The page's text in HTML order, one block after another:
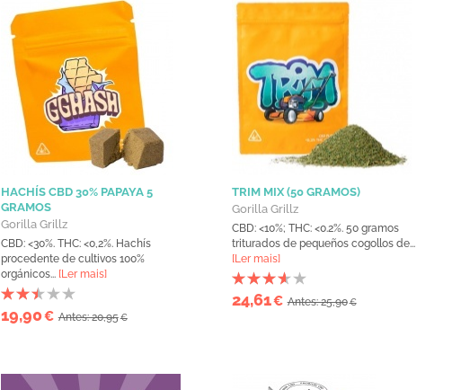
HACHÍS CBD 30% PAPAYA 5
GRAMOS
Gorilla Grillz
CBD: <30%. THC: <0,2%. Hachís
procedente de cultivos 100%
orgánicos... [Ler mais]
19,90€ Antes: 20,95€
TRIM MIX (50 GRAMOS)
Gorilla Grillz
CBD: <10%; THC: <0.2%. 50 gramos
triturados de pequeños cogollos de...
[Ler mais]
24,61€ Antes: 25,90€